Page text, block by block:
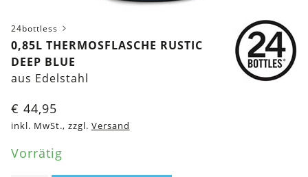
24bottless
0,85L THERMOSFLASCHE RUSTIC
DEEP BLUE
aus Edelstahl
€ 44,95
inkl. MwSt., zzgl. Versand
Vorrätig